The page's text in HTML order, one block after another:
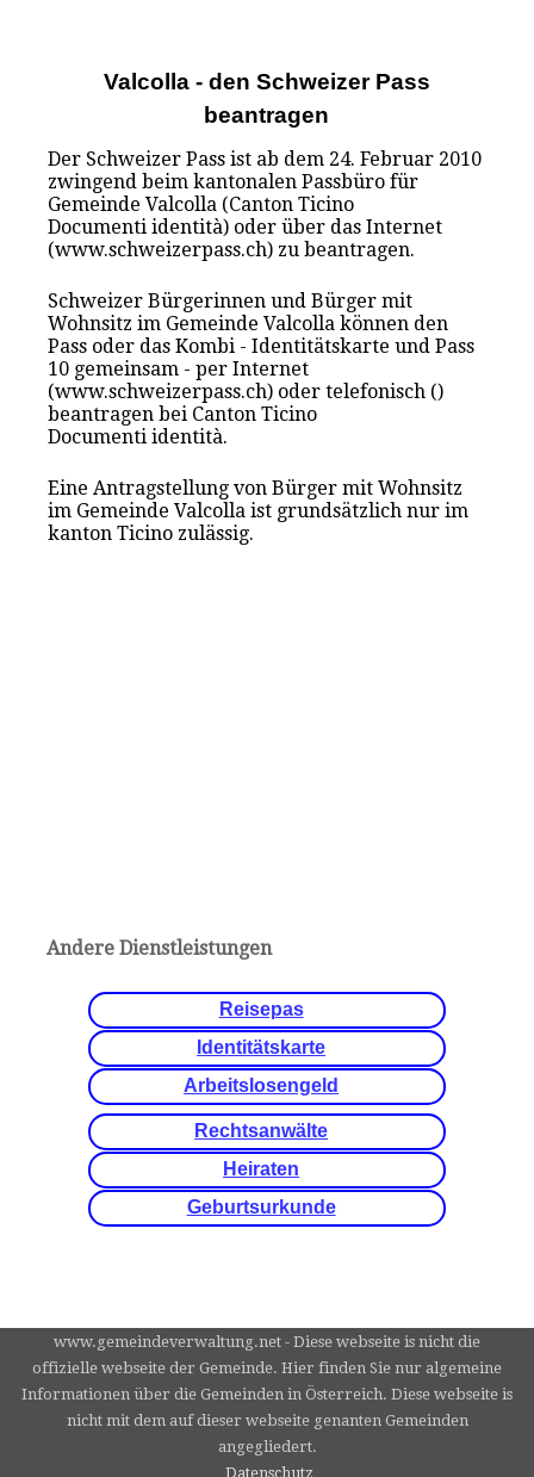
Valcolla - den Schweizer Pass
beantragen
Der Schweizer Pass ist ab dem 24. Februar 2010
zwingend beim kantonalen Passbüro für
Gemeinde Valcolla (Canton Ticino
Documenti identità) oder über das Internet
(www.schweizerpass.ch) zu beantragen.
Schweizer Bürgerinnen und Bürger mit
Wohnsitz im Gemeinde Valcolla können den
Pass oder das Kombi - Identitätskarte und Pass
10 gemeinsam - per Internet
(www.schweizerpass.ch) oder telefonisch ()
beantragen bei Canton Ticino
Documenti identità.
Eine Antragstellung von Bürger mit Wohnsitz
im Gemeinde Valcolla ist grundsätzlich nur im
kanton Ticino zulässig.
Andere Dienstleistungen
Reisepas
Identitätskarte
Arbeitslosengeld
Rechtsanwälte
Heiraten
Geburtsurkunde
www.gemeindeverwaltung.net - Diese webseite is nicht die
offizielle webseite der Gemeinde. Hier finden Sie nur algemeine
Informationen über die Gemeinden in Österreich. Diese webseite is
nicht mit dem auf dieser webseite genanten Gemeinden
angegliedert.
Datenschutz